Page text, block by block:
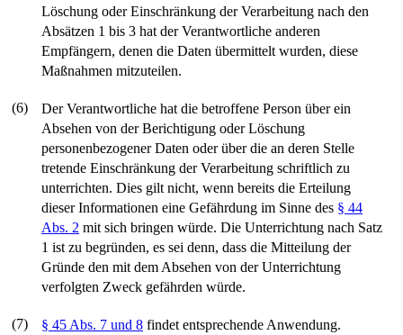
Löschung oder Einschränkung der Verarbeitung nach den
Absätzen 1 bis 3 hat der Verantwortliche anderen
Empfängern, denen die Daten übermittelt wurden, diese
Maßnahmen mitzuteilen.
(6)
Der Verantwortliche hat die betroffene Person über ein
Absehen von der Berichtigung oder Löschung
personenbezogener Daten oder über die an deren Stelle
tretende Einschränkung der Verarbeitung schriftlich zu
unterrichten. Dies gilt nicht, wenn bereits die Erteilung
dieser Informationen eine Gefährdung im Sinne des § 44
Abs. 2 mit sich bringen würde. Die Unterrichtung nach Satz
1 ist zu begründen, es sei denn, dass die Mitteilung der
Gründe den mit dem Absehen von der Unterrichtung
verfolgten Zweck gefährden würde.
(7) § 45 Abs. 7 und 8 findet entsprechende Anwendung.